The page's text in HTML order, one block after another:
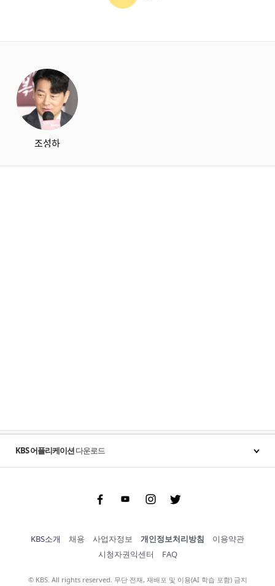
조성하
KBS 어플리케이션다운로드
FacebookYoutubeInstgram Twitter
KBS소개 채용 사업자정보 개인정보처리방침
이용약관
시청자권익센터
FAQ
© KBS. All rights reserved. 무단 전재, 재배포 및 이용(AI 학습 포함) 금지